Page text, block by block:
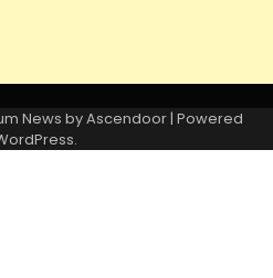
News byAscendoor| Powered
.